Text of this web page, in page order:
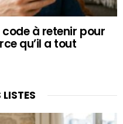
code à retenir pour
qu’il a tout
LISTES